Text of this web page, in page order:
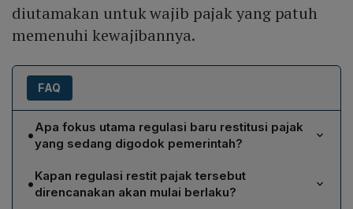
diutamakan untuk wajib pajak yang patuh
memenuhi kewajibannya.
FAQ
•Apa fokus utama regulasi baru restitusi pajak
yang sedang digodok pemerintah?
Regulasi baru difokuskan pada percepatan perbaikan
kebijakan restitusi dengan menitikberatkan pada wajib
•Kapan regulasi restit pajak tersebut
direncanakan akan mulai berlaku?